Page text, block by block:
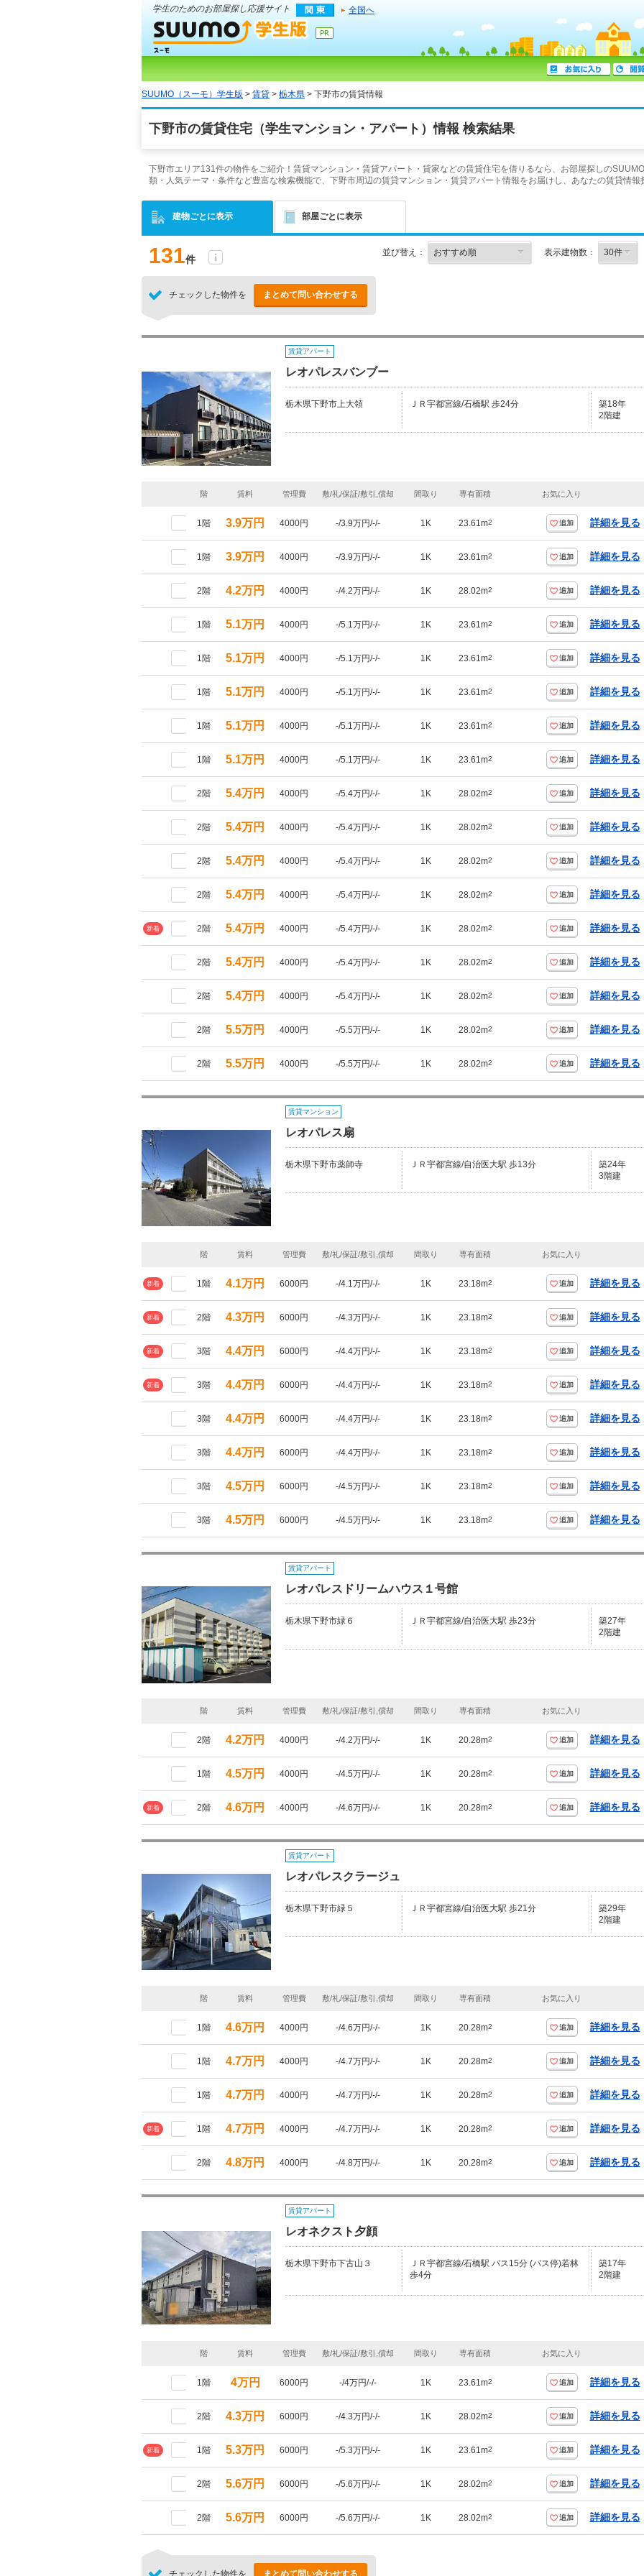
学生のためのお部屋探し応援サイト 全国へ
SUUMO（スーモ）学生版 > 賃貸 > 栃木県 > 下野市の賃貸情報
下野市の賃貸住宅（学生マンション・アパート）情報 検索結果
下野市エリア131件の物件をご紹介！賃貸マンション・賃貸アパート・貸家などの賃貸住宅を借りるなら、お部屋探しの
類・人気テーマ・条件など豊富な検索機能で、下野市周辺の賃貸マンション・賃貸アパート情報をお届けし、あなたの賃貸情報
建物ごとに表示 部屋ごとに表示
131件
並び替え： 表示建物数：
チェックした物件を まとめて問い合わせする
賃貸アパート
レオパレスバンブー
栃木県下野市上大領 ＪＲ宇都宮線/石橋駅 歩24分
築18年
2階建
階 賃料 管理費 敷/礼/保証/敷引,償却 間取り 専有面積 お気に入り
1階 3.9万円 4000円 -/3.9万円/-/- 1K 23.61m2 追加 詳細を見る
1階 3.9万円 4000円 -/3.9万円/-/- 1K 23.61m2 追加 詳細を見る
2階 4.2万円 4000円 -/4.2万円/-/- 1K 28.02m2 追加 詳細を見る
1階 5.1万円 4000円 -/5.1万円/-/- 1K 23.61m2 追加 詳細を見る
1階 5.1万円 4000円 -/5.1万円/-/- 1K 23.61m2 追加 詳細を見る
1階 5.1万円 4000円 -/5.1万円/-/- 1K 23.61m2 追加 詳細を見る
1階 5.1万円 4000円 -/5.1万円/-/- 1K 23.61m2 追加 詳細を見る
1階 5.1万円 4000円 -/5.1万円/-/- 1K 23.61m2 追加 詳細を見る
2階 5.4万円 4000円 -/5.4万円/-/- 1K 28.02m2 追加 詳細を見る
2階 5.4万円 4000円 -/5.4万円/-/- 1K 28.02m2 追加 詳細を見る
2階 5.4万円 4000円 -/5.4万円/-/- 1K 28.02m2 追加 詳細を見る
2階 5.4万円 4000円 -/5.4万円/-/- 1K 28.02m2 追加 詳細を見る
新着 2階 5.4万円 4000円 -/5.4万円/-/- 1K 28.02m2 追加 詳細を見る
2階 5.4万円 4000円 -/5.4万円/-/- 1K 28.02m2 追加 詳細を見る
2階 5.4万円 4000円 -/5.4万円/-/- 1K 28.02m2 追加 詳細を見る
2階 5.5万円 4000円 -/5.5万円/-/- 1K 28.02m2 追加 詳細を見る
2階 5.5万円 4000円 -/5.5万円/-/- 1K 28.02m2 追加 詳細を見る
賃貸マンション
レオパレス扇
栃木県下野市薬師寺 ＪＲ宇都宮線/自治医大駅 歩13分
築24年
3階建
階 賃料 管理費 敷/礼/保証/敷引,償却 間取り 専有面積 お気に入り
新着 1階 4.1万円 6000円 -/4.1万円/-/- 1K 23.18m2 追加 詳細を見る
新着 2階 4.3万円 6000円 -/4.3万円/-/- 1K 23.18m2 追加 詳細を見る
新着 3階 4.4万円 6000円 -/4.4万円/-/- 1K 23.18m2 追加 詳細を見る
新着 3階 4.4万円 6000円 -/4.4万円/-/- 1K 23.18m2 追加 詳細を見る
3階 4.4万円 6000円 -/4.4万円/-/- 1K 23.18m2 追加 詳細を見る
3階 4.4万円 6000円 -/4.4万円/-/- 1K 23.18m2 追加 詳細を見る
3階 4.5万円 6000円 -/4.5万円/-/- 1K 23.18m2 追加 詳細を見る
3階 4.5万円 6000円 -/4.5万円/-/- 1K 23.18m2 追加 詳細を見る
賃貸アパート
レオパレスドリームハウス１号館
栃木県下野市緑６ ＪＲ宇都宮線/自治医大駅 歩23分
築27年
2階建
階 賃料 管理費 敷/礼/保証/敷引,償却 間取り 専有面積 お気に入り
2階 4.2万円 4000円 -/4.2万円/-/- 1K 20.28m2 追加 詳細を見る
1階 4.5万円 4000円 -/4.5万円/-/- 1K 20.28m2 追加 詳細を見る
新着 2階 4.6万円 4000円 -/4.6万円/-/- 1K 20.28m2 追加 詳細を見る
賃貸アパート
レオパレスクラージュ
栃木県下野市緑５ ＪＲ宇都宮線/自治医大駅 歩21分
築29年
2階建
階 賃料 管理費 敷/礼/保証/敷引,償却 間取り 専有面積 お気に入り
1階 4.6万円 4000円 -/4.6万円/-/- 1K 20.28m2 追加 詳細を見る
1階 4.7万円 4000円 -/4.7万円/-/- 1K 20.28m2 追加 詳細を見る
1階 4.7万円 4000円 -/4.7万円/-/- 1K 20.28m2 追加 詳細を見る
新着 1階 4.7万円 4000円 -/4.7万円/-/- 1K 20.28m2 追加 詳細を見る
2階 4.8万円 4000円 -/4.8万円/-/- 1K 20.28m2 追加 詳細を見る
賃貸アパート
レオネクスト夕顔
栃木県下野市下古山３
ＪＲ宇都宮線/石橋駅 バス15分 (バス停)若林
歩4分
築17年
2階建
階 賃料 管理費 敷/礼/保証/敷引,償却 間取り 専有面積 お気に入り
1階 4万円 6000円 -/4万円/-/- 1K 23.61m2 追加 詳細を見る
2階 4.3万円 6000円 -/4.3万円/-/- 1K 28.02m2 追加 詳細を見る
新着 1階 5.3万円 6000円 -/5.3万円/-/- 1K 23.61m2 追加 詳細を見る
2階 5.6万円 6000円 -/5.6万円/-/- 1K 28.02m2 追加 詳細を見る
2階 5.6万円 6000円 -/5.6万円/-/- 1K 28.02m2 追加 詳細を見る
チェックした物件を まとめて問い合わせする